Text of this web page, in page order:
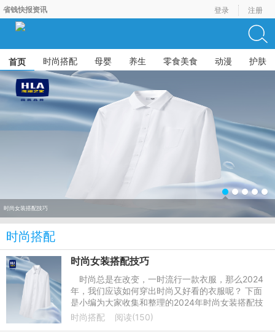
省钱快报资讯 登录 注册
首页 时尚搭配 母婴 养生 零食美食 动漫 护肤
时尚女装搭配技巧
时尚搭配
时尚女装搭配技巧
时尚总是在改变，一时流行一款衣服，那么2024
年，我们应该如何穿出时尚又好看的衣服呢？ 下面
是小编为大家收集和整理的2024年时尚女装搭配技
巧，欢迎大家阅读和借鉴，希望对大家有所帮助！
时尚搭配 阅读(150)